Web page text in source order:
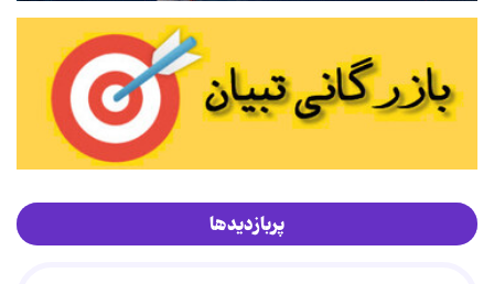
پربازدیدها